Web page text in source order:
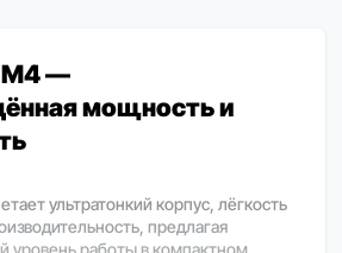
M4 —
мощность и
ультратонкий корпус, лёгкость
предлагая
уровень работы в компактном